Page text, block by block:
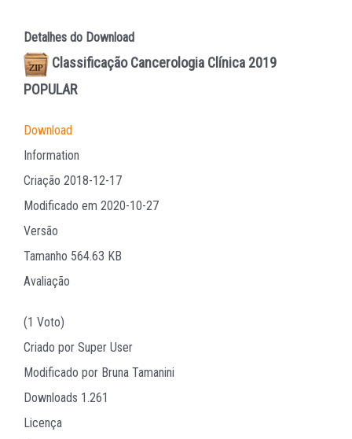
Detalhes do Download
Classificação Cancerologia Clínica 2019
POPULAR
Download
Information
Criação 2018-12-17
Modificado em 2020-10-27
Versão
Tamanho 564.63 KB
Avaliação
(1 Voto)
Criado por Super User
Modificado por Bruna Tamanini
Downloads 1.261
Licença